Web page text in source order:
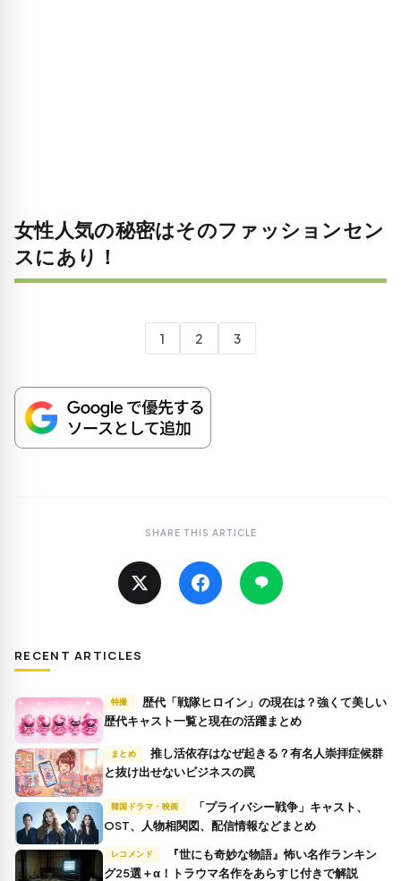
女性人気の秘密はそのファッションセン
スにあり！
1 2 3
SHARE THIS ARTICLE
RECENT ARTICLES
特撮
歴代キャスト一覧と現在の活躍まとめ
まとめ
推し活依存はなぜ起きる？有名人崇拝症候群
と抜け出せないビジネスの罠
韓国ドラマ・映画
OST、人物相関図、配信情報などまとめ
レコメンド
グ25選＋α！トラウマ名作をあらすじ付きで解説